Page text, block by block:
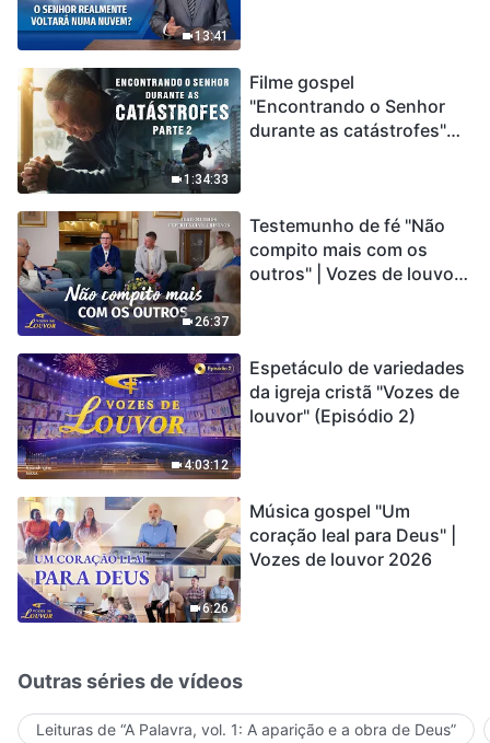
13:41
1:34:33
Filme gospel
"Encontrando o Senhor
durante as catástrofes"
catástrofes ccontecem, a
humanidade está
entrando em contagem
26:37
Testemunho de fé "Não
compito mais com os
outros" | Vozes de louvor
4:03:12
Espetáculo de variedades
da igreja cristã "Vozes de
louvor" (Episódio 2)
6:26
Música gospel "Um
coração leal para Deus" |
Vozes de louvor 2026
Outras séries de vídeos
Leituras de “A Palavra, vol. 1: A aparição e a obra de Deus”